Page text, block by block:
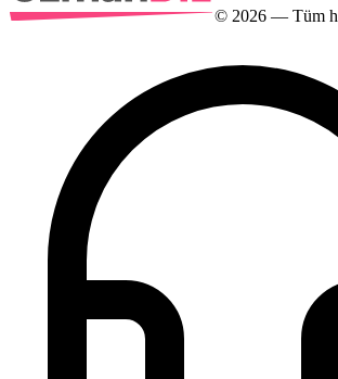
© 2026 — Tüm